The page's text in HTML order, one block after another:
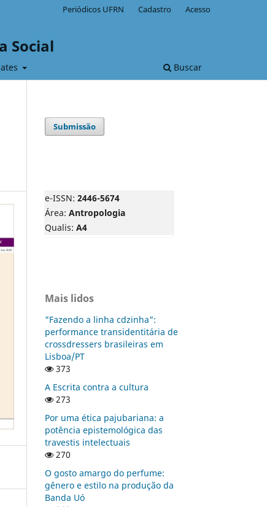
Social
Buscar
Periódicos UFRN Cadastro Acesso
Submissão
e-ISSN: 2446-5674
Área: Antropologia
Qualis: A4
Mais lidos
"Fazendo a linha cdzinha":
performance transidentitária de
crossdressers brasileiras em
Lisboa/PT
373
A Escrita contra a cultura
273
Por uma ética pajubariana: a
potência epistemológica das
travestis intelectuais
270
O gosto amargo do perfume:
gênero e estilo na produção da
Banda Uó